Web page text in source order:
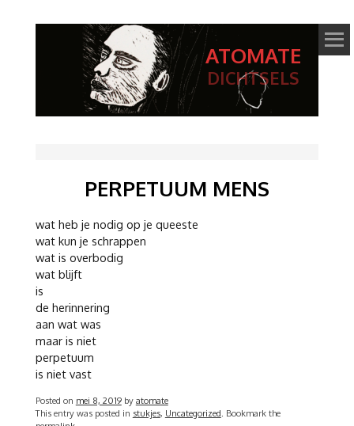
ATOMATE
DICHTSELS
PERPETUUM MENS
wat heb je nodig op je queeste
wat kun je schrappen
wat is overbodig
wat blijft
is
de herinnering
aan wat was
maar is niet
perpetuum
is niet vast
Posted on mei 8, 2019by atomate
This entry was posted in stukjes, Uncategorized . Bookmark the